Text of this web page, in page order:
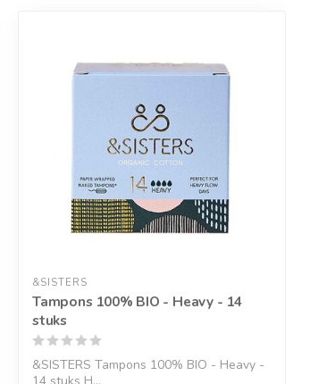
&SISTERS
Tampons 100% BIO - Heavy - 14
stuks
&SISTERS Tampons 100% BIO - Heavy -